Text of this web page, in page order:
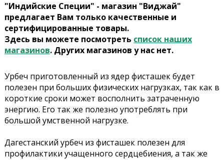
"Индийские Специи" - магазин "Виджай"
предлагает Вам только качественные и
сертифицированные товары.
Здесь вы можете посмотреть список наших
магазинов. Других магазинов у нас нет.
Урбеч приготовленный из ядер фисташек будет
полезен при больших физических нагрузках, так как в
короткие сроки может восполнить затраченную
энергию. Его так же полезно употреблять при
большой умственной нагрузке.
Дагестанский урбеч из фисташек полезен для
профилактики учащенного сердцебиения, а так же